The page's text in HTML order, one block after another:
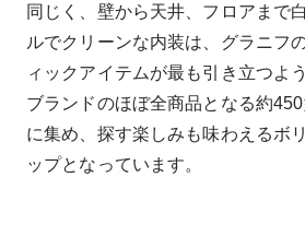
同じく、壁から天井、フロアまで
ルでクリーンな内装は、グラニフ
ィックアイテムが最も引き立つよ
ブランドのほぼ全商品となる約
に集め、探す楽しみも味わえるボ
ップとなっています。